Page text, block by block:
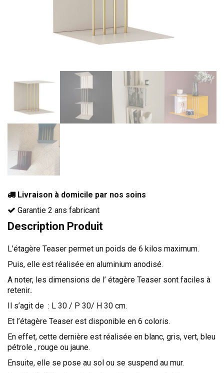
SALLES À MANGER
TABLES
BAHUT
LITERIE
LITS RELEVABLES
CADRES DE LIT
TÊTES DE LITS
LITS FIXES
MEUBLES DE COMPLÉMENT
TAPIS
PETITS MEUBLES
AGENCEMENTS INTÉRIEURS
DESIGN
Livraison à domicile par nos soins
Garantie 2 ans fabricant
Description Produit
L’étagère Teaser permet un poids de 6 kilos maximum.
Puis, elle est réalisée en aluminium anodisé.
A noter, les dimensions de l’ étagère Teaser sont faciles à
retenir..
Il s’agit de : L 30 / P 30/ H 30 cm.
Et l’étagère Teaser est disponible en 6 coloris.
En effet, cette dernière est réalisée en blanc, gris, vert, bleu
pétrole , rouge ou jaune.
Ensuite, elle se pose au sol ou se suspend au mur.